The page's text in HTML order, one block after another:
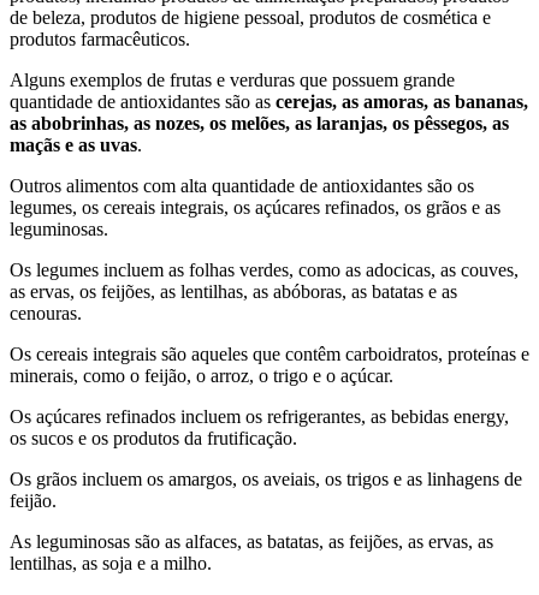
de beleza, produtos de higiene pessoal, produtos de cosmética e
produtos farmacêuticos.
Alguns exemplos de frutas e verduras que possuem grande
quantidade de antioxidantes são as cerejas, as amoras, as bananas,
as abobrinhas, as nozes, os melões, as laranjas, os pêssegos, as
maçãs e as uvas.
Outros alimentos com alta quantidade de antioxidantes são os
legumes, os cereais integrais, os açúcares refinados, os grãos e as
leguminosas.
Os legumes incluem as folhas verdes, como as adocicas, as couves,
as ervas, os feijões, as lentilhas, as abóboras, as batatas e as
cenouras.
Os cereais integrais são aqueles que contêm carboidratos, proteínas e
minerais, como o feijão, o arroz, o trigo e o açúcar.
Os açúcares refinados incluem os refrigerantes, as bebidas energy,
os sucos e os produtos da frutificação.
Os grãos incluem os amargos, os aveiais, os trigos e as linhagens de
feijão.
As leguminosas são as alfaces, as batatas, as feijões, as ervas, as
lentilhas, as soja e a milho.